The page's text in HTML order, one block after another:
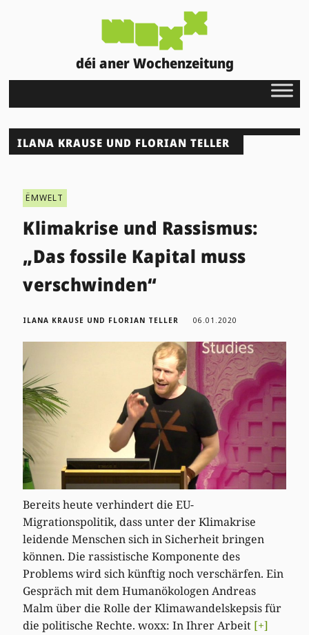
déi aner Wochenzeitung
ILANA KRAUSE UND FLORIAN TELLER
ËMWELT
Klimakrise und Rassismus:
„Das fossile Kapital muss
verschwinden“
ILANA KRAUSE UND FLORIAN TELLER 06.01.2020
Bereits heute verhindert die EU-
Migrationspolitik, dass unter der Klimakrise
leidende Menschen sich in Sicherheit bringen
können. Die rassistische Komponente des
Problems wird sich künftig noch verschärfen. Ein
Gespräch mit dem Humanökologen Andreas
Malm über die Rolle der Klimawandelskepsis für
die politische Rechte. woxx: In Ihrer Arbeit [+]